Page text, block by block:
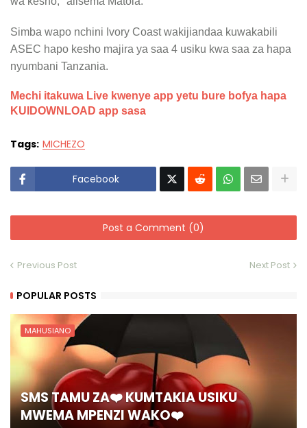
Simba wapo nchini Ivory Coast wakijiandaa kuwakabili
ASEC hapo kesho majira ya saa 4 usiku kwa saa za hapa
nyumbani Tanzania.
Mechi itakuwa Live kwenye app yetu bure bofya hapa
KUIDOWNLOAD app sasa
Tags: MICHEZO
Facebook
Post a Comment (0)
Previous Post Next Post
POPULAR POSTS
MAHUSIANO
SMS TAMU ZA❤️ KUMTAKIA USIKU
MWEMA MPENZI WAKO❤️